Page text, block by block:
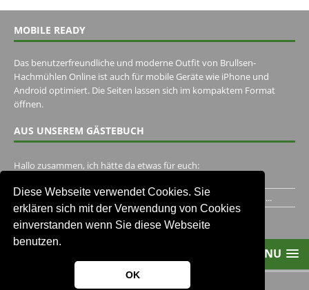
Diese Webseite verwendet Cookies. Sie
erklären sich mit der Verwendung von Cookies
einverstanden wenn Sie diese Webseite
benutzen.
OK
MOBILE READY
Das benutzerfreundliche und moderne Outfit von Brullsen-
Hachmühlen Online ist auch für mobile Geräte wie iPhone und
Android optimiert. Die Seiten lassen sich im kompaktem Format
öffnen.
AUS UNSEREM GÄSTEBUCH
Hallo zusammen, ich hätte da etwas für euch:
Ich habe ein Jahr im Gasthaus Hugo Pape verbracht..Habe ihn...
Unser Gästebuch besuchen
MENU